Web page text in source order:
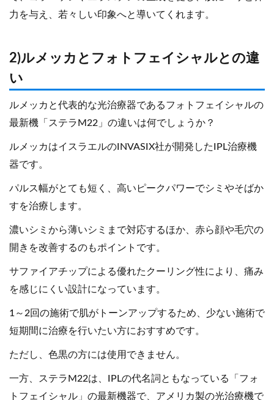
力を与え、若々しい印象へと導いてくれます。
2)ルメッカとフォトフェイシャルとの違
い
ルメッカと代表的な光治療器であるフォトフェイシャルの
最新機「ステラM22」の違いは何でしょうか？
ルメッカはイスラエルのINVASIX社が開発したIPL治療機
器です。
パルス幅がとても短く、高いピークパワーでシミやそばか
すを治療します。
濃いシミから薄いシミまで対応するほか、赤ら顔や毛穴の
開きを改善するのもポイントです。
サファイアチップによる優れたクーリング性により、痛み
を感じにくい設計になっています。
1～2回の施術で肌がトーンアップするため、少ない施術で
短期間に治療を行いたい方におすすめです。
ただし、色黒の方には使用できません。
一方、ステラM22は、IPLの代名詞ともなっている「フォ
トフェイシャル」の最新機器で、アメリカ製の光治療機で